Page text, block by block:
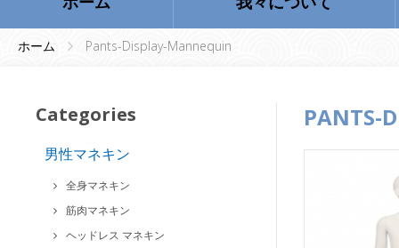
ホーム Pants-Display-Mannequin
Categories
男性マネキン
全身マネキン
筋肉マネキン
ヘッドレス マネキン
PANTS-